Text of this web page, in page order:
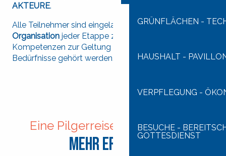
GRÜNFLÄCHEN -
HAUSHALT -
VERPFLEGUNG -
BESUCHE -
GOTTESDIENST
AKTEURE.
Alle Teilnehmer sind eingeladen, sichaktiv an der
Organisation jeder Etappe zu beteiligen, so dass ihre
Kompetenzen zur Geltung kommen und ihre
Bedürfnisse gehört werden.
Eine Pilgerreise nach Lourdes
Mehr erfahren